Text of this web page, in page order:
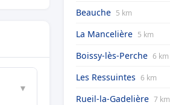
▼
Beauche 5 km
La Mancelière 5 km
Boissy-lès-Perche 6 km
Les Ressuintes 6 km
Rueil-la-Gadelière 7 km